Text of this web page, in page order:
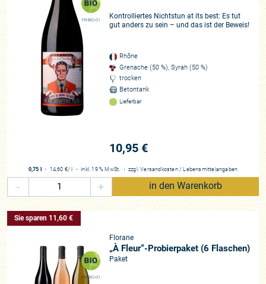
FR-BIO-01
Kontrolliertes Nichtstun at its best: Es tut
gut anders zu sein – und das ist der Beweis!
Rhône
Grenache (50 %), Syrah (50 %)
trocken
Betontank
Lieferbar
10,95 €
0,75 l ・ 14,60 €/ l ・inkl. 19 % MwSt. ・ zzgl.Versandkosten / Lebensmittelangaben
- + in den Warenkorb
FR-BIO-01
Sie sparen 11,60 €
Florane
„À Fleur“-Probierpaket (6 Flaschen)
Paket